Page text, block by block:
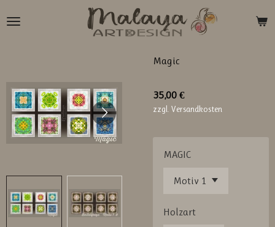
Hauptinhalt
Magic
35,00 €
zzgl. Versandkosten
MAGIC
Holzart